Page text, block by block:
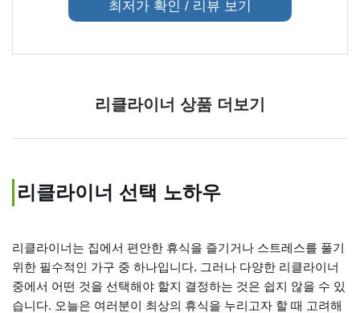
최저가 확인 / 리뷰 보기
리클라이너 상품 더보기
리클라이너 선택 노하우
리클라이너는 집에서 편안한 휴식을 즐기거나 스트레스를 풀기
위한 필수적인 가구 중 하나입니다. 그러나 다양한 리클라이너
중에서 어떤 것을 선택해야 할지 결정하는 것은 쉽지 않을 수 있
습니다. 오늘은 여러분이 최상의 휴식을 누리고자 할 때 고려해